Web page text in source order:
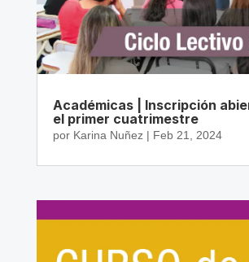
Académicas | Inscripción
el primer cuatrimestre
por Karina Nuñez| Feb 21, 2024